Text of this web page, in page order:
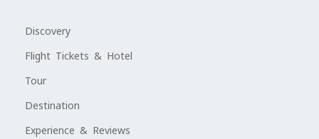
Discovery
Flight Tickets & Hotel
Tour
Destination
Experience & Reviews